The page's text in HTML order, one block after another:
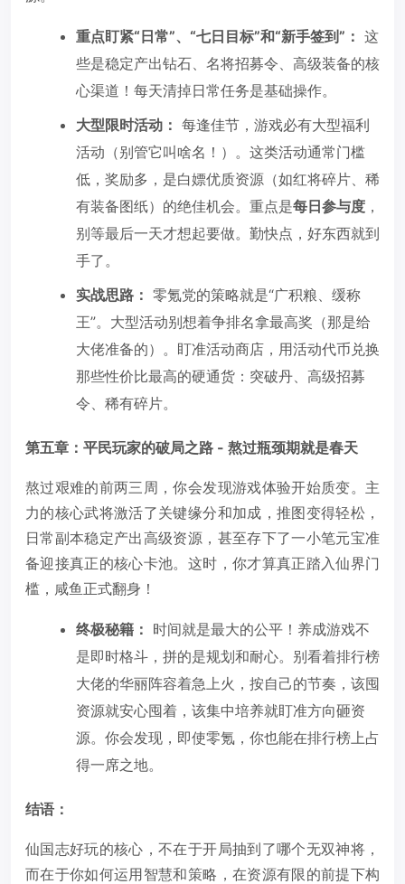
重点盯紧“日常”、“七日目标”和“新手签到”： 这
些是稳定产出钻石、名将招募令、高级装备的核
心渠道！每天清掉日常任务是基础操作。
大型限时活动： 每逢佳节，游戏必有大型福利
活动（别管它叫啥名！）。这类活动通常门槛
低，奖励多，是白嫖优质资源（如红将碎片、稀
有装备图纸）的绝佳机会。重点是每日参与度 ，
别等最后一天才想起要做。勤快点，好东西就到
手了。
实战思路： 零氪党的策略就是“广积粮、缓称
王”。大型活动别想着争排名拿最高奖（那是给
大佬准备的）。盯准活动商店，用活动代币兑换
那些性价比最高的硬通货：突破丹、高级招募
令、稀有碎片。
第五章：平民玩家的破局之路 - 熬过瓶颈期就是春天
熬过艰难的前两三周，你会发现游戏体验开始质变。主
力的核心武将激活了关键缘分和加成，推图变得轻松，
日常副本稳定产出高级资源，甚至存下了一小笔元宝准
备迎接真正的核心卡池。这时，你才算真正踏入仙界门
槛，咸鱼正式翻身！
终极秘籍： 时间就是最大的公平！养成游戏不
是即时格斗，拼的是规划和耐心。别看着排行榜
大佬的华丽阵容着急上火，按自己的节奏，该囤
资源就安心囤着，该集中培养就盯准方向砸资
源。你会发现，即使零氪，你也能在排行榜上占
得一席之地。
结语：
仙国志好玩的核心，不在于开局抽到了哪个无双神将，
而在于你如何运用智慧和策略，在资源有限的前提下构